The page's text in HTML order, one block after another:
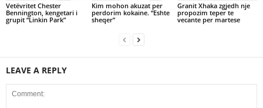
Vetëvritet Chester
Bennington, kengetari i
grupit “Linkin Park”
Kim mohon akuzat per
perdorim kokaine. “Eshte
sheqer”
Granit Xhaka zgjedh nje
propozim teper te
vecante per martese
LEAVE A REPLY